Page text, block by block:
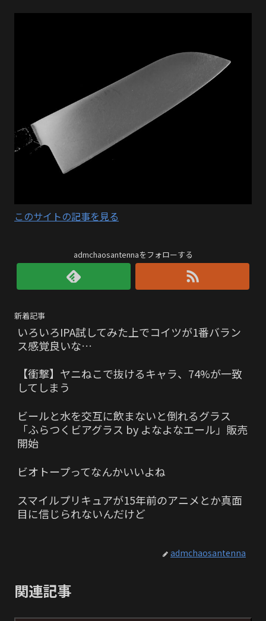
このサイトの記事を見る
admchaosantennaをフォローする
新着記事
いろいろIPA試してみた上でコイツが1番バラン
ス感覚良いな…
【衝撃】ヤニねこで抜けるキャラ、74%が一致
してしまう
ビールと水を交互に飲まないと倒れるグラス
「ふらつくビアグラス by よなよなエール」販売
開始
ビオトープってなんかいいよね
スマイルプリキュアが15年前のアニメとか真面
目に信じられないんだけど
admchaosantenna
関連記事